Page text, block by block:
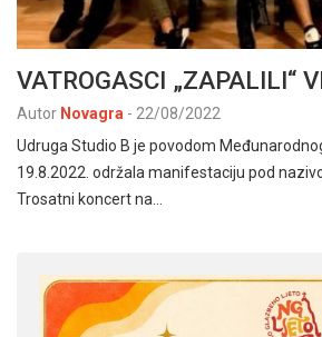
VATROGASCI „ZAPALILI“
Autor Novagra - 22/08/2022
Udruga Studio B je povodom
19.8.2022. održala manifestaciju pod
Trosatni koncert na…